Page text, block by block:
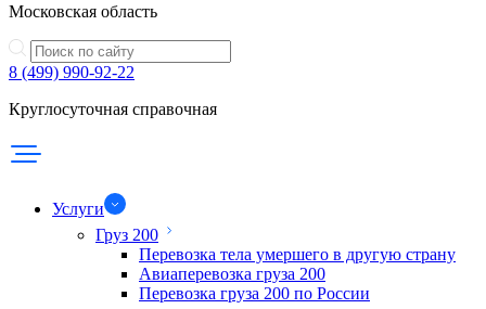
Московская область
8 (499) 990-92-22
Круглосуточная справочная
Услуги
Груз 200
Перевозка тела умершего в другую страну
Авиаперевозка груза 200
Перевозка груза 200 по России